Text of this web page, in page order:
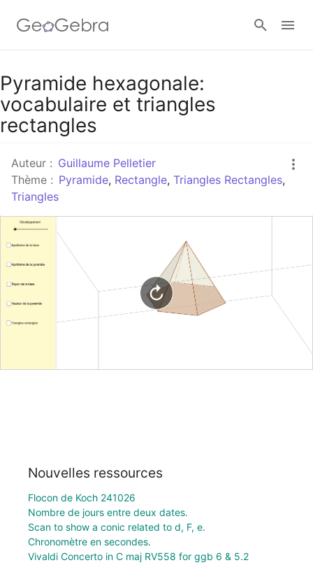
Google Classroom
Classe GeoGebra
Se connecter
Pyramide hexagonale:
vocabulaire et triangles
rectangles
Auteur : Guillaume Pelletier
Thème : Pyramide, Rectangle, Triangles Rectangles,
Triangles
Nouvelles ressources
Flocon de Koch 241026
Nombre de jours entre deux dates.
Scan to show a conic related to d, F, e.
Chronomètre en secondes.
Vivaldi Concerto in C maj RV558 for ggb 6 & 5.2